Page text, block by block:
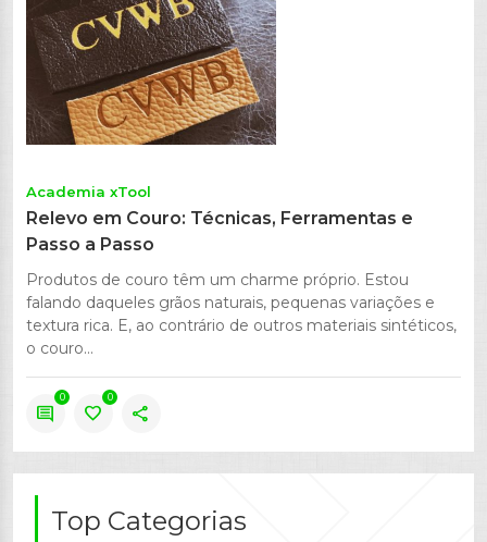
Academia xTool
Relevo em Couro: Técnicas, Ferramentas e
Passo a Passo
Produtos de couro têm um charme próprio. Estou
falando daqueles grãos naturais, pequenas variações e
textura rica. E, ao contrário de outros materiais sintéticos,
o couro...
comment
0
favorite
0
share
Top Categorias